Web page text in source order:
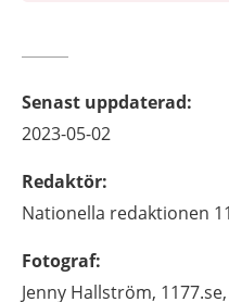
Senast uppdaterad:
2023-05-02
Redaktör:
Nationella redaktionen
Fotograf:
Jenny Hallström,